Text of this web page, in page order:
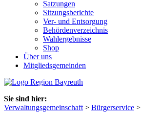
Satzungen
Sitzungsberichte
Ver- und Entsorgung
Behördenverzeichnis
Wahlergebnisse
Shop
Über uns
Mitgliedsgemeinden
Sie sind hier:
Verwaltungsgemeinschaft > Bürgerservice >